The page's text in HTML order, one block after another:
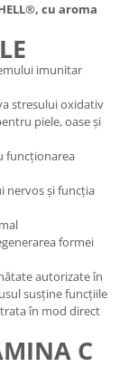
cu aroma
imunitar
stresului oxidativ
piele, oase și
funcționarea
nervos și funcția
formei
autorizate în
susține funcțiile
în mod direct
C